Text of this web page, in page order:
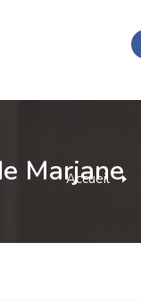
Marjane
Accueil